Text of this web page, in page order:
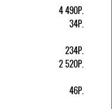
4 490Р.
34Р.
234Р.
2 520Р.
46Р.